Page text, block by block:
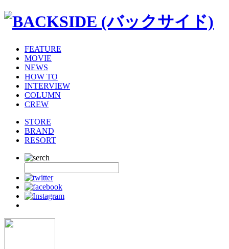
FEATURE
MOVIE
NEWS
HOW TO
INTERVIEW
COLUMN
CREW
STORE
BRAND
RESORT